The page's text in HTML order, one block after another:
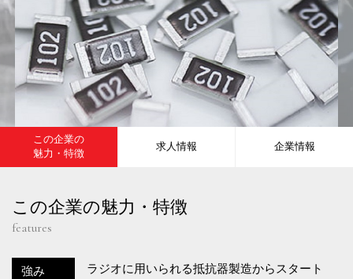
この企業の
魅力・特徴
求人情報 企業情報
この企業の魅力・特徴
features
強み
ラジオに用いられる抵抗器製造からスタート